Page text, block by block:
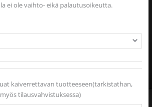
ei ole vaihto- eikä palautusoikeutta.
kaiverrettavan tuotteeseen(tarkistathan,
tilausvahvistuksessa)